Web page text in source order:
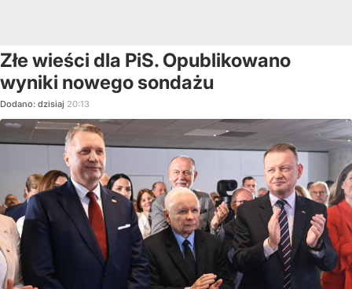
Złe wieści dla PiS. Opublikowano
wyniki nowego sondażu
Dodano: dzisiaj 20:13